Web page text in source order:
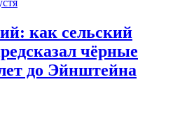
как сельский
чёрные
до Эйнштейна